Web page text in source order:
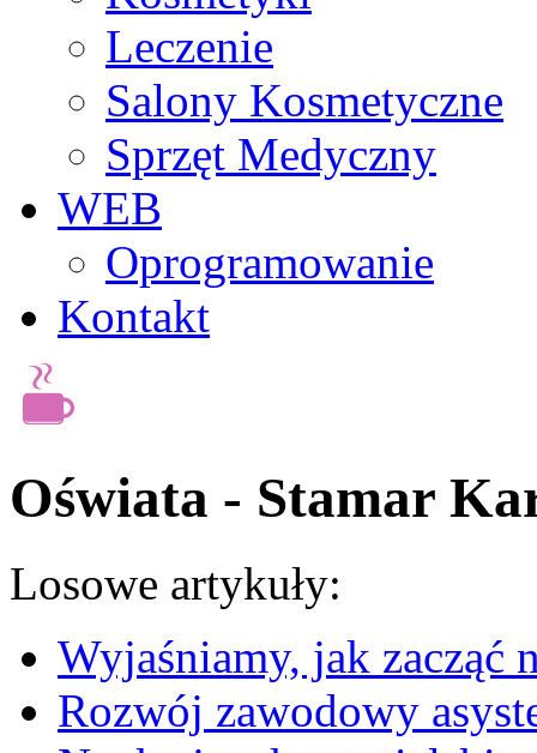
Leczenie
Salony Kosmetyczne
Sprzęt Medyczny
WEB
Oprogramowanie
Kontakt
Oświata - Stamar
Losowe artykuły:
Wyjaśniamy, jak zacząć
Rozwój zawodowy